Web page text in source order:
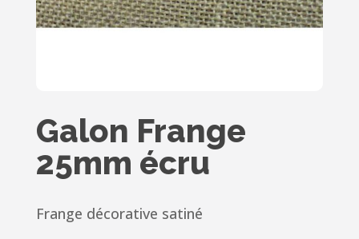
Galon Frange
25mm écru
Frange décorative satiné